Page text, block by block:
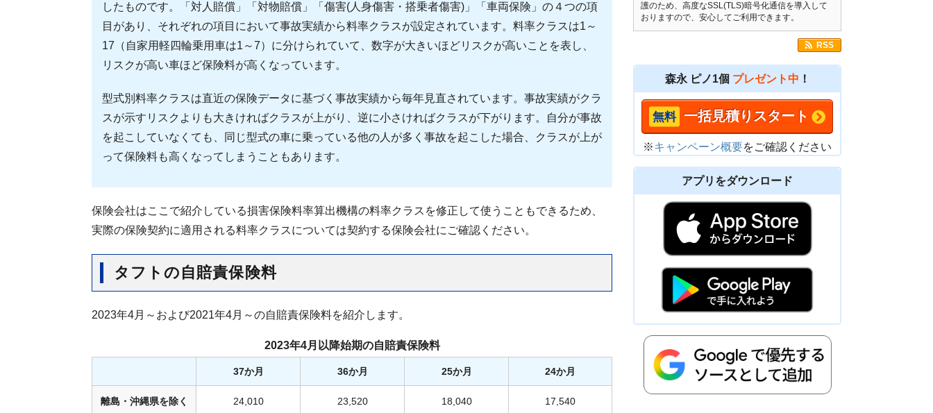
したものです。「対人賠償」「対物賠償」「傷害(人身傷害・搭乗者傷害)」「車両保険」の４つの項
目があり、それぞれの項目において事故実績から料率クラスが設定されています。料率クラスは1～
17（自家用軽四輪乗用車は1～7）に分けられていて、数字が大きいほどリスクが高いことを表し、
リスクが高い車ほど保険料が高くなっています。
型式別料率クラスは直近の保険データに基づく事故実績から毎年見直されています。事故実績がクラ
スが示すリスクよりも大きければクラスが上がり、逆に小さければクラスが下がります。自分が事故
を起こしていなくても、同じ型式の車に乗っている他の人が多く事故を起こした場合、クラスが上が
って保険料も高くなってしまうこともあります。
保険会社はここで紹介している損害保険料率算出機構の料率クラスを修正して使うこともできるため、
実際の保険契約に適用される料率クラスについては契約する保険会社にご確認ください。
タフトの自賠責保険料
2023年4月～および2021年4月～の自賠責保険料を紹介します。
2023年4月以降始期の自賠責保険料
37か月 36か月 25か月 24か月
離島・沖縄県を除く 24,010 23,520 18,040 17,540
護のため、高度なSSL(TLS)暗号化通信を導入して
おりますので、安心してご利用できます。
RSS
森永 ピノ1個 プレゼント中 ！
一括見積りスタート
※キャンペーン概要をご確認ください
アプリをダウンロード